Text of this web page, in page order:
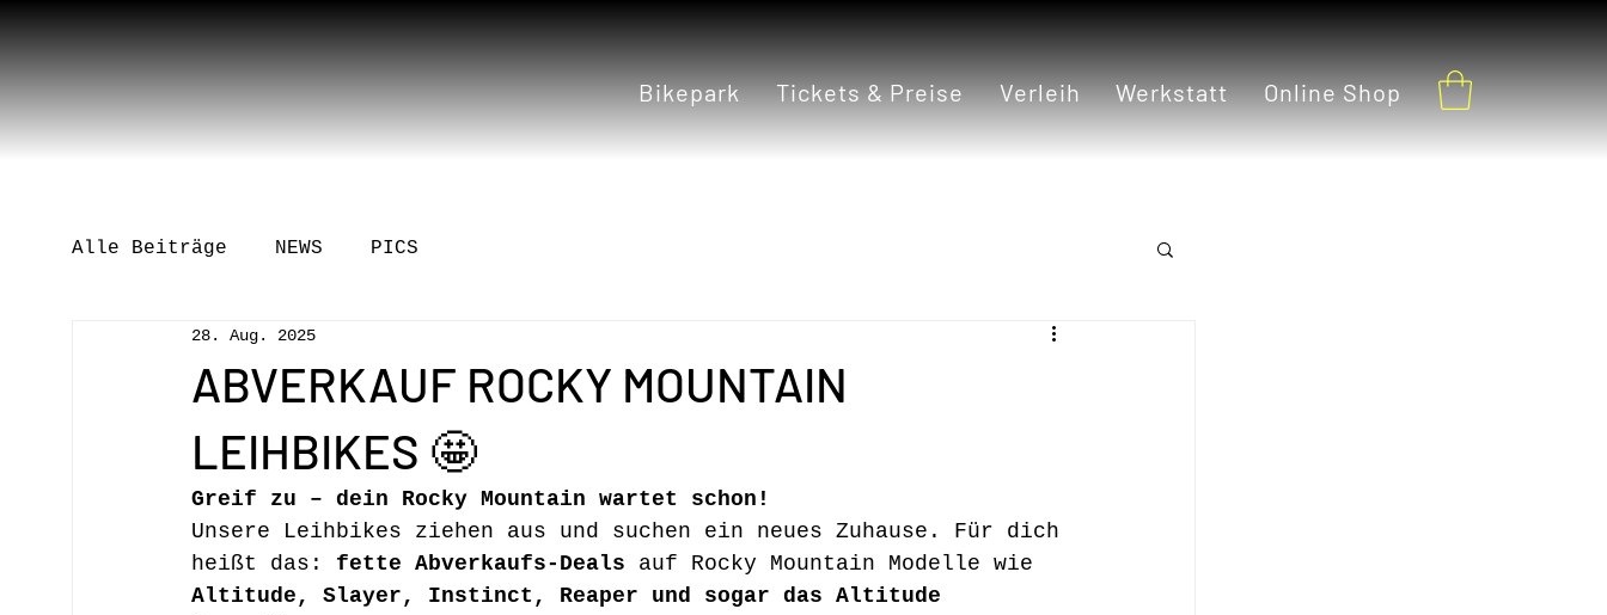
Bikepark Tickets & Preise Verleih Werkstatt Online Shop
Alle Beiträge NEWS PICS
ABVERKAUF ROCKY MOUNTAIN
LEIHBIKES 🤩
28. Aug. 2025
Greif zu – dein Rocky Mountain wartet schon!
Unsere Leihbikes ziehen aus und suchen ein neues Zuhause. Für dich
heißt das: fette Abverkaufs-Deals auf Rocky Mountain Modelle wie
Altitude, Slayer, Instinct, Reaper und sogar das Altitude